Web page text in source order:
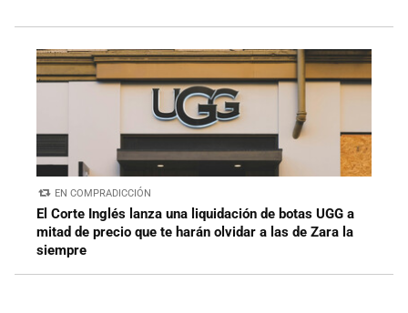
EN COMPRADICCIÓN
El Corte Inglés lanza una liquidación de botas UGG a
mitad de precio que te harán olvidar a las de Zara la
siempre